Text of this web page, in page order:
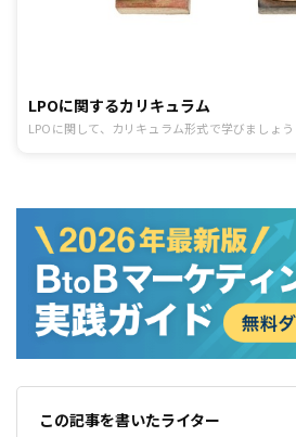
LPOに関するカリキュラム
LPOに関して、カリキュラム形式で学びましょう
この記事を書いたライター